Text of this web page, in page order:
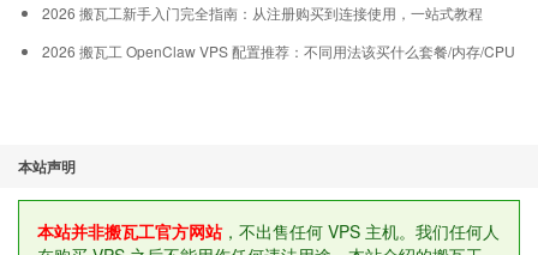
2026 搬瓦工新手入门完全指南：从注册购买到连接使用，一站式教程
2026 搬瓦工 OpenClaw VPS 配置推荐：不同用法该买什么套餐/内存/CPU
本站声明
本站并非搬瓦工官方网站，不出售任何 VPS 主机。我们任何人